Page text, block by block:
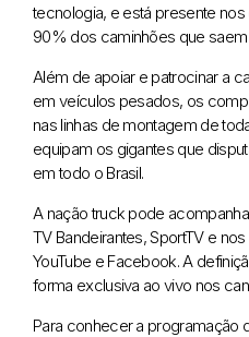
tecnologia, e está presente
90% dos caminhões que
Além de apoiar e patrocinar a
em veículos pesados, os
nas linhas de montagem de
equipam os gigantes que
em todo o Brasil.
A nação truck pode
TV Bandeirantes, SportTV e
YouTube e Facebook. A
forma exclusiva ao vivo nos
Para conhecer a programação